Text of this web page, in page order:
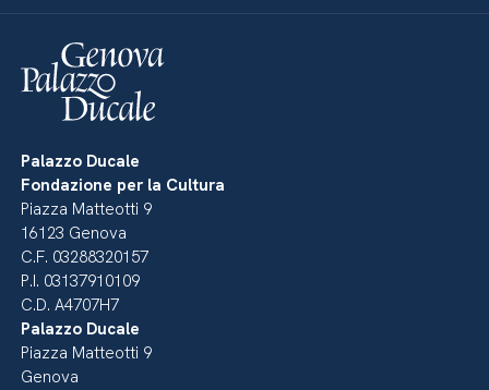
Palazzo Ducale
Fondazione per la Cultura
Piazza Matteotti 9
16123 Genova
C.F. 03288320157
P.I. 03137910109
C.D. A4707H7
Palazzo Ducale
Piazza Matteotti 9
Genova